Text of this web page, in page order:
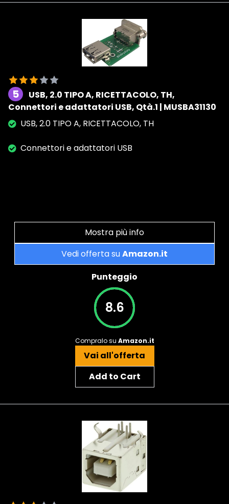
5
USB, 2.0 TIPO A, RICETTACOLO, TH,
Connettori e adattatori USB, Qtà.1 | MUSBA31130
USB, 2.0 TIPO A, RICETTACOLO, TH
Connettori e adattatori USB
Mostra più info
Vedi offerta suAmazon.it
Punteggio
8.6
Compralo su Amazon.it
Vai all'offerta
Add to Cart